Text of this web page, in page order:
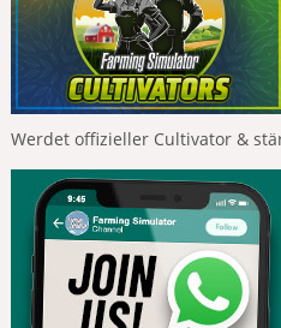
Werdet offizieller Cultivator &